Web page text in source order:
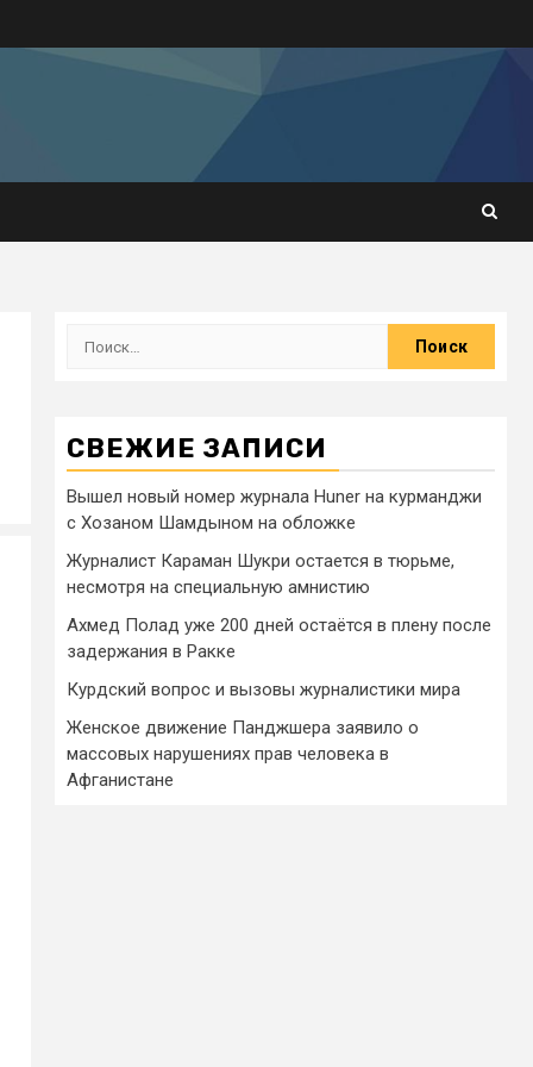
СВЕЖИЕ ЗАПИСИ
Вышел новый номер журнала Huner на курманджи
с Хозаном Шамдыном на обложке
Журналист Караман Шукри остается в тюрьме,
несмотря на специальную амнистию
Ахмед Полад уже 200 дней остаётся в плену после
задержания в Ракке
Курдский вопрос и вызовы журналистики мира
Женское движение Панджшера заявило о
массовых нарушениях прав человека в
Афганистане